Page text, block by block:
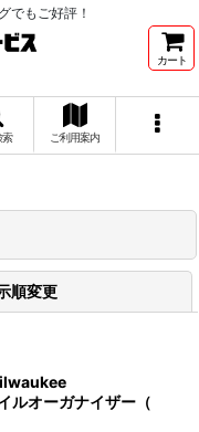
でもご好評！
カート
索 ご利用案内
順変更
ルオーガナイザー（